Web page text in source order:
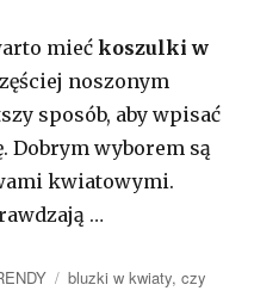
miećkoszulki w
noszonym
sposób, aby wpisać
Dobrym wyborem są
kwiatowymi.
…
Tagi
bluzki w kwiaty,czy